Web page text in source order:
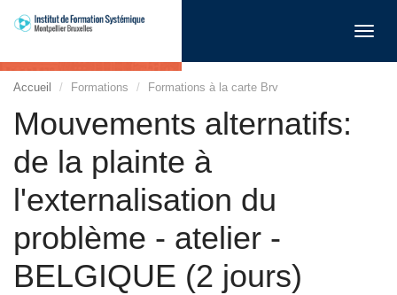
Accueil Formations Formations à la carte Brv
Mouvements alternatifs:
de la plainte à
l'externalisation du
problème - atelier -
BELGIQUE (2 jours)